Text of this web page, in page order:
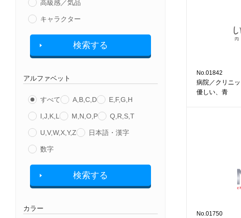
高級感／気品
キャラクター
検索する
アルファベット
すべて A,B,C,D E,F,G,H
I,J,K,L M,N,O,P Q,R,S,T
U,V,W,X,Y,Z 日本語・漢字
数字
検索する
カラー
No.01842
病院／クリニ
優しい、青
No.01750